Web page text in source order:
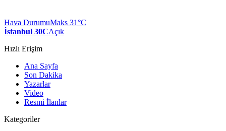
Hava DurumuMaks 31°C
İstanbul 30CAçık
Hızlı Erişim
Ana Sayfa
Son Dakika
Yazarlar
Video
Resmi İlanlar
Kategoriler